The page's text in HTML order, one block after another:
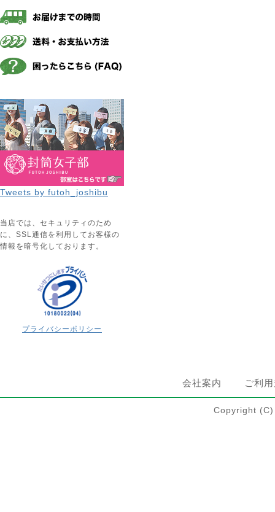
Tweets by futoh_joshibu
当店では、セキュリティのため
に、SSL通信を利用してお客様の
情報を暗号化しております。
プライバシーポリシー
会社案内 ご利
Copyright